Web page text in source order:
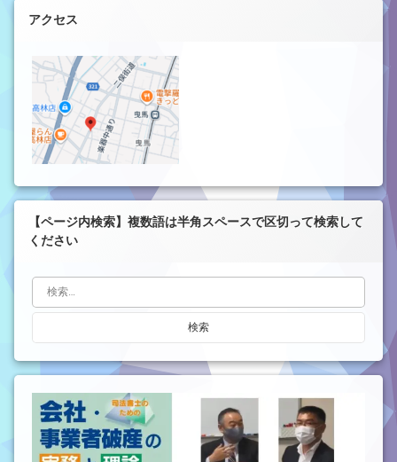
左サイドバー
アクセス
【ページ内検索】複数語は半角スペースで区切って検索して
ください
検索: